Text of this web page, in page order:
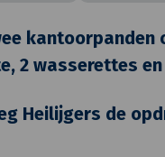
2 wasserettes
Heilijgers de